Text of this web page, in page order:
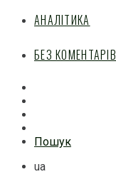
АНАЛІТИКА
БЕЗ КОМЕНТАРІВ
Пошук
ua